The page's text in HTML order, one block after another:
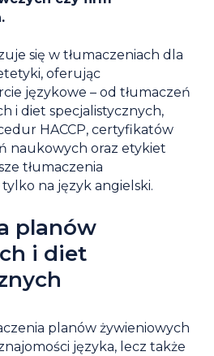
się w tłumaczeniach dla
oferując
językowe – od tłumaczeń
i diet specjalistycznych,
HACCP, certyfikatów
naukowych oraz etykiet
tłumaczenia
na język angielski.
planów
i diet
planów żywieniowych
języka, lecz także